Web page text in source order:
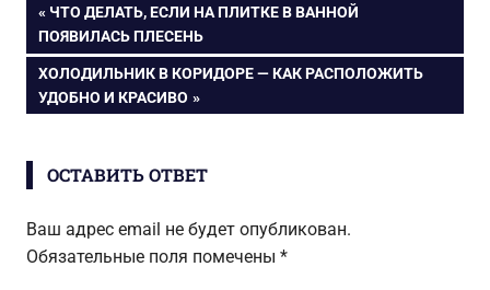
квартире
Навигация
по
записям
ПРЕДЫДУЩАЯ
ЗАПИСЬ:
ЧТО ДЕЛАТЬ, ЕСЛИ НА ПЛИТКЕ В ВАННОЙ
ПОЯВИЛАСЬ ПЛЕСЕНЬ
СЛЕДУЮЩАЯ
ЗАПИСЬ:
ХОЛОДИЛЬНИК В КОРИДОРЕ — КАК РАСПОЛОЖИТЬ
УДОБНО И КРАСИВО
ОСТАВИТЬ ОТВЕТ
Ваш адрес email не будет опубликован.
Обязательные поля помечены *